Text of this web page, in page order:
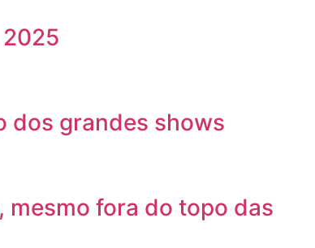
dos grandes shows
mesmo fora do topo das